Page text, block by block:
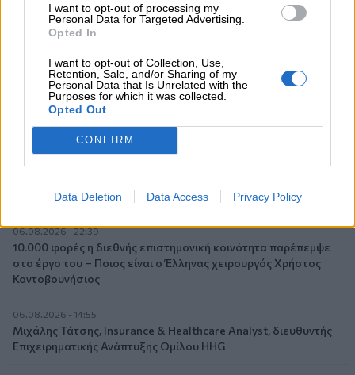
I want to opt-out of processing my
Personal Data for Targeted Advertising.
Opted In
I want to opt-out of Collection, Use,
Retention, Sale, and/or Sharing of my
Personal Data that Is Unrelated with the
Purposes for which it was collected.
Opted Out
CONFIRM
Data Deletion Data Access Privacy Policy
Ομαδικά Ασφαλιστικά προϊόντα Επαγγελματικής
Συνταξιοδότησης: Νέο πεδίο ανάπτυξης για ασφαλιστικές και
07.08.2026 - 09:23
CrediaBank: Οικονομικά Αποτελέσματα A’ Εξαμήνου 2026 -
Υψηλοί ρυθμοί ανάπτυξης και νέα ρεκόρ επιδόσεων
Στόχος για νέα δάνεια 15 δισ. το 2026, η «ακτινογραφία» της
Metlen, μεγαλώνει ταχύτατα η CrediaBank
06.08.2026 - 22:39
10.000 φορές η διεθνής επιστημονική κοινότητα παρέπεμψε
στο έργο του – Ποιος είναι ο Έλληνας χειρουργός Χρήστος
Κοντοβουνήσιος
06.08.2026 - 14:55
Μιχάλης Τάτσης, Insurance & Healthcare Analyst, διευθυντής
Επιχειρηματικής Ανάπτυξης Ομίλου HHG